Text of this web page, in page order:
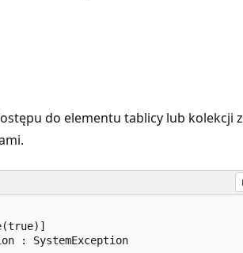
do elementu tablicy lub kolekcji z
: SystemException